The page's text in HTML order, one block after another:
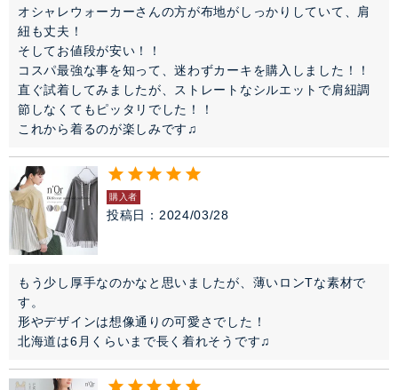
オシャレウォーカーさんの方が布地がしっかりしていて、肩
紐も丈夫！
そしてお値段が安い！！
コスパ最強な事を知って、迷わずカーキを購入しました！！
直ぐ試着してみましたが、ストレートなシルエットで肩紐調
節しなくてもピッタリでした！！
これから着るのが楽しみです♫
購入者
投稿日 2024/03/28
もう少し厚手なのかなと思いましたが、薄いロンTな素材で
す。
形やデザインは想像通りの可愛さでした！
北海道は6月くらいまで長く着れそうです♫